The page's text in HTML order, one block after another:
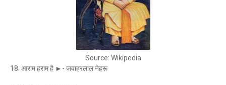
Source: Wikipedia
18. आराम हराम है ►- जवाहरलाल नेहरू